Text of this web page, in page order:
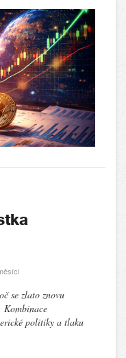
se zlato znovu
Kombinace
politiky a tlaku